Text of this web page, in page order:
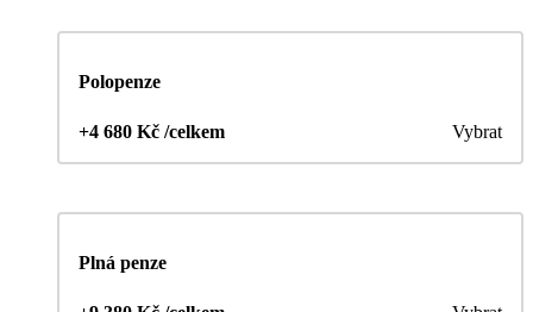
Polopenze
+4 680 Kč /celkem Vybrat
Plná penze